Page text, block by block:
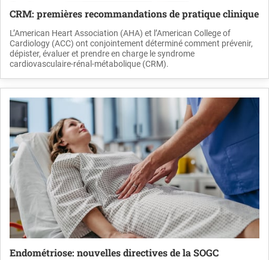
CRM: premières recommandations de pratique clinique
L’American Heart Association (AHA) et l’American College of
Cardiology (ACC) ont conjointement déterminé comment prévenir,
dépister, évaluer et prendre en charge le syndrome
cardiovasculaire-rénal-métabolique (CRM).
Endométriose: nouvelles directives de la SOGC